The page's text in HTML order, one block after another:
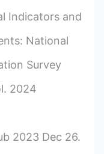
Indicators and
National
Survey
2024
2023 Dec 26.